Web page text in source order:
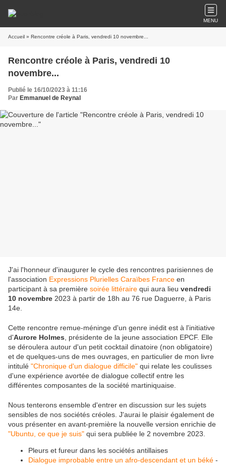
MENU
Accueil » Rencontre créole à Paris, vendredi 10 novembre...
Rencontre créole à Paris, vendredi 10
novembre...
Publié le 16/10/2023 à 11:16
Par Emmanuel de Reynal
J'ai l'honneur d'inaugurer le cycle des rencontres parisiennes de
l'association Expressions Plurielles Caraïbes France en
participant à sa première soirée littéraire qui aura lieu vendredi
10 novembre 2023 à partir de 18h au 76 rue Daguerre, à Paris
14e.
Cette rencontre remue-méninge d'un genre inédit est à l'initiative
d'Aurore Holmes , présidente de la jeune association EPCF. Elle
se déroulera autour d'un petit cocktail dinatoire (non obligatoire)
et de quelques-uns de mes ouvrages, en particulier de mon livre
intitulé "Chronique d'un dialogue difficile" qui relate les coulisses
d'une expérience avortée de dialogue collectif entre les
différentes composantes de la société martiniquaise.
Nous tenterons ensemble d'entrer en discussion sur les sujets
sensibles de nos sociétés créoles. J'aurai le plaisir également de
vous présenter en avant-première la nouvelle version enrichie de
"Ubuntu, ce que je suis" qui sera publiée le 2 novembre 2023.
Pleurs et fureur dans les sociétés antillaises
Dialogue improbable entre un afro-descendant et un béké -